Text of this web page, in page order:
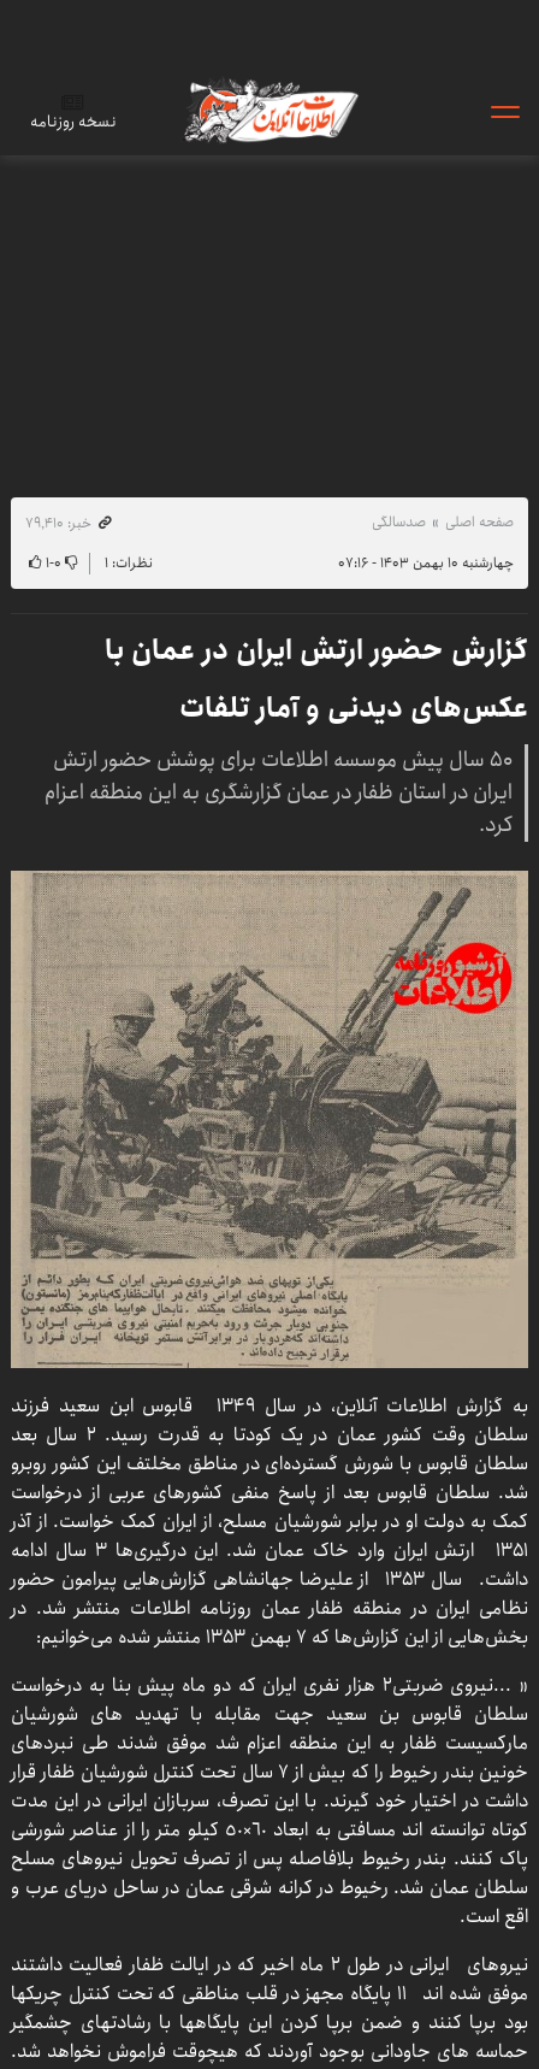
نسخه روزنامه
صفحه اصلی صدسالگی
خبر: ۷۹٬۴۱۰
چهارشنبه ۱۰ بهمن ۱۴۰۳ - ۰۷:۱۶
نظرات: ۱ ۰-۱
گزارش حضور ارتش ایران در عمان با
عکس‌های دیدنی و آمار تلفات
۵۰ سال پیش موسسه اطلاعات برای پوشش حضور ارتش
ایران در استان ظفار در عمان گزارشگری به این منطقه اعزام
کرد.
به گزارش اطلاعات آنلاین، در سال ۱۳۴۹ قابوس ابن سعید فرزند
سلطان وقت کشور عمان در یک کودتا به قدرت رسید. ۲ سال بعد
سلطان قابوس با شورش گسترده‌ای در مناطق مخلتف این کشور روبرو
شد. سلطان قابوس بعد از پاسخ منفی کشورهای عربی از درخواست
کمک به دولت او در برابر شورشیان مسلح، از ایران کمک خواست. از آذر
۱۳۵۱ ارتش ایران وارد خاک عمان شد. این درگیری‌ها ۳ سال ادامه
داشت. سال ۱۳۵۳ از علیرضا جهانشاهی گزارش‌هایی پیرامون حضور
نظامی ایران در منطقه ظفار عمان روزنامه اطلاعات منتشر شد. در
بخش‌هایی از این گزارش‌ها که ۷ بهمن ۱۳۵۳ منتشر شده می‌خوانیم:
« ...نیروی ضربتی۲ هزار نفری ایران که دو ماه پیش بنا به درخواست
سلطان قابوس بن سعید جهت مقابله با تهدید های شورشیان
مارکسیست ظفار به این منطقه اعزام شد موفق شدند طی نبردهای
خونین بندر رخیوط را که بیش از ۷ سال تحت کنترل شورشیان ظفار قرار
داشت در اختیار خود گیرند. با این تصرف، سربازان ایرانی در این مدت
کوتاه توانسته اند مسافتی به ابعاد ٦٠×٥٠ کیلو متر را از عناصر شورشی
پاک کنند. بندر رخیوط بلافاصله پس از تصرف تحویل نیروهای مسلح
سلطان عمان شد. رخیوط در کرانه شرقی عمان در ساحل دریای عرب و
اقع است.
نیروهای ایرانی در طول ۲ ماه اخیر که در ایالت ظفار فعالیت داشتند
موفق شده اند ۱۱ پایگاه مجهز در قلب مناطقی که تحت کنترل چریکها
بود برپا کنند و ضمن برپا کردن این پایگاهها با رشادتهای چشمگیر
حماسه های جاودانی بوجود آوردند که هیچوقت فراموش نخواهد شد.